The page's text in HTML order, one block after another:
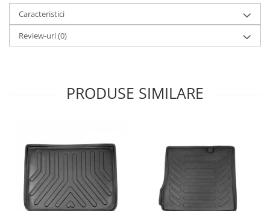
Lampi si Proiectoare Camion
Marcaje si Echipamente de
Siguranta
Aditivi Auto
Aditivi Combustibil
Aditivi Ulei Motor
Aditivi DPF, Sistem Racire si
Servodirectie
Caracteristici
Review-uri(0)
PRODUSE SIMILARE